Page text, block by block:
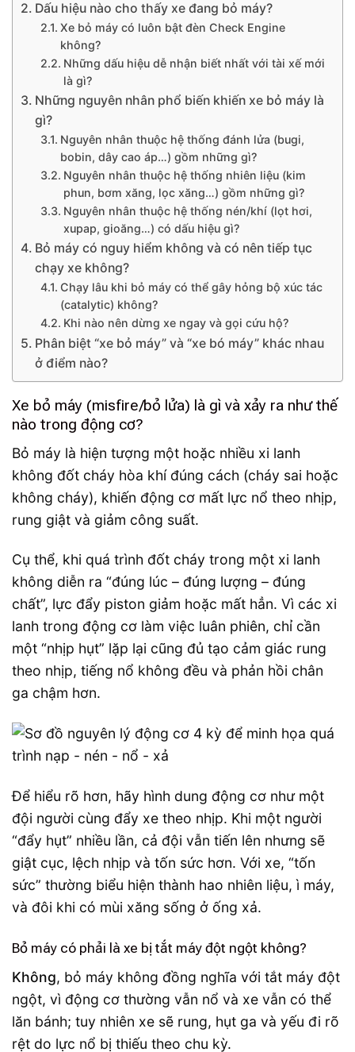
Dấu hiệu nào cho thấy xe đang bỏ máy?
Xe bỏ máy có luôn bật đèn Check Engine
không?
Những dấu hiệu dễ nhận biết nhất với tài xế mới
là gì?
Những nguyên nhân phổ biến khiến xe bỏ máy là
gì?
Nguyên nhân thuộc hệ thống đánh lửa (bugi,
bobin, dây cao áp…) gồm những gì?
Nguyên nhân thuộc hệ thống nhiên liệu (kim
phun, bơm xăng, lọc xăng…) gồm những gì?
Nguyên nhân thuộc hệ thống nén/khí (lọt hơi,
xupap, gioăng…) có dấu hiệu gì?
Bỏ máy có nguy hiểm không và có nên tiếp tục
chạy xe không?
Chạy lâu khi bỏ máy có thể gây hỏng bộ xúc tác
(catalytic) không?
Khi nào nên dừng xe ngay và gọi cứu hộ?
Phân biệt “xe bỏ máy” và “xe bó máy” khác nhau
ở điểm nào?
Xe bỏ máy (misfire/bỏ lửa) là gì và xảy ra như thế
nào trong động cơ?
Bỏ máy là hiện tượng một hoặc nhiều xi lanh
không đốt cháy hòa khí đúng cách (cháy sai hoặc
không cháy), khiến động cơ mất lực nổ theo nhịp,
rung giật và giảm công suất.
Cụ thể, khi quá trình đốt cháy trong một xi lanh
không diễn ra “đúng lúc – đúng lượng – đúng
chất”, lực đẩy piston giảm hoặc mất hẳn. Vì các xi
lanh trong động cơ làm việc luân phiên, chỉ cần
một “nhịp hụt” lặp lại cũng đủ tạo cảm giác rung
theo nhịp, tiếng nổ không đều và phản hồi chân
ga chậm hơn.
Để hiểu rõ hơn, hãy hình dung động cơ như một
đội người cùng đẩy xe theo nhịp. Khi một người
“đẩy hụt” nhiều lần, cả đội vẫn tiến lên nhưng sẽ
giật cục, lệch nhịp và tốn sức hơn. Với xe, “tốn
sức” thường biểu hiện thành hao nhiên liệu, ì máy,
và đôi khi có mùi xăng sống ở ống xả.
Bỏ máy có phải là xe bị tắt máy đột ngột không?
Không, bỏ máy không đồng nghĩa với tắt máy đột
ngột, vì động cơ thường vẫn nổ và xe vẫn có thể
lăn bánh; tuy nhiên xe sẽ rung, hụt ga và yếu đi rõ
rệt do lực nổ bị thiếu theo chu kỳ.